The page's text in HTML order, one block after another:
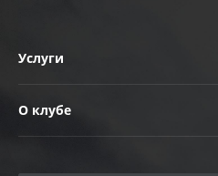
Услуги
О клубе